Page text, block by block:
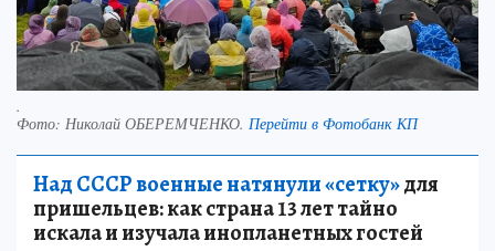
.
Фото: Николай ОБЕРЕМЧЕНКО. Перейти в Фотобанк КП
Над СССР военные натянули «сетку»для
пришельцев: как страна 13 лет тайно
искала и изучала инопланетных гостей